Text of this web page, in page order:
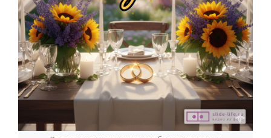
ПЕРСОНАЛЬНЫЕ
Пожелания
По именам
По годам